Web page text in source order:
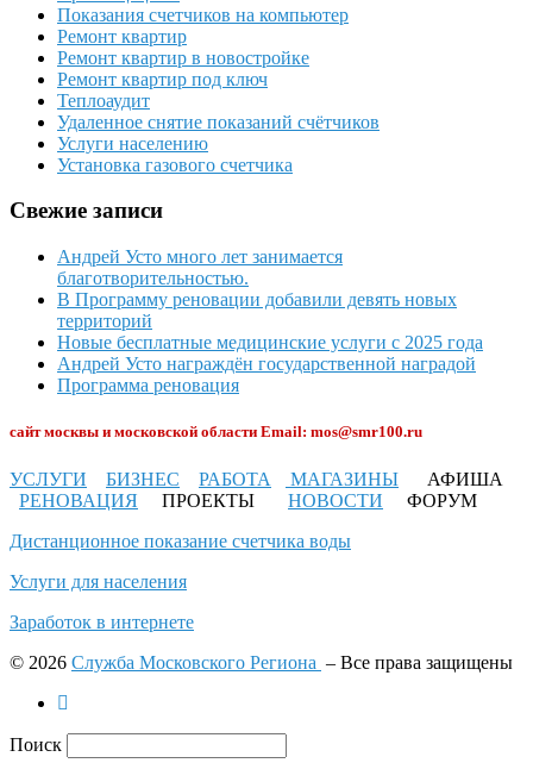
Показания счетчиков на компьютер
Ремонт квартир
Ремонт квартир в новостройке
Ремонт квартир под ключ
Теплоаудит
Удаленное снятие показаний счётчиков
Услуги населению
Установка газового счетчика
Свежие записи
Андрей Усто много лет занимается
благотворительностью.
В Программу реновации добавили девять новых
территорий
Новые бесплатные медицинские услуги с 2025 года
Андрей Усто награждён государственной наградой
Программа реновация
сайт москвы и московской области Email: mos@smr100.ru
УСЛУГИ БИЗНЕС РАБОТА МАГАЗИНЫ АФИША
РЕНОВАЦИЯ ПРОЕКТЫ НОВОСТИ ФОРУМ
Дистанционное показание счетчика воды
Услуги для населения
Заработок в интернете
© 2026 Служба Московского Региона – Все права защищены
Поиск